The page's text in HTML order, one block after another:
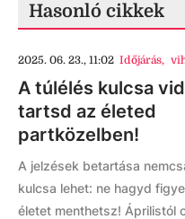
Hasonló cikkek
2025. 06. 23., 11:02 Időjárás,
A túlélés kulcsa
tartsd az életed
partközelben!
A jelzések betartása
kulcsa lehet: ne hagyd
életet menthetsz! Áprilistól